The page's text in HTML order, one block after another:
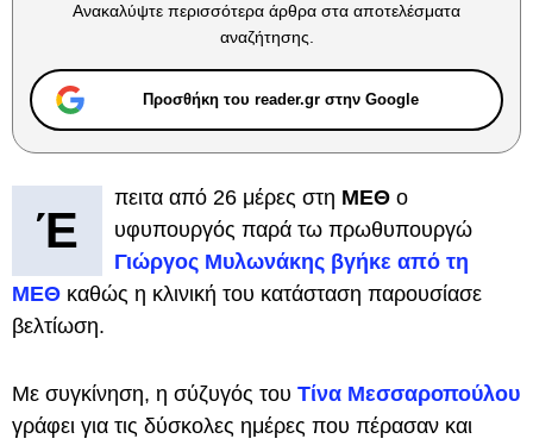
Ανακαλύψτε περισσότερα άρθρα στα αποτελέσματα
αναζήτησης.
Προσθήκη του reader.gr στην Google
Έ
πειτα από 26 μέρες στη ΜΕΘ ο
υφυπουργός παρά τω πρωθυπουργώ
Γιώργος Μυλωνάκης βγήκε από τη
ΜΕΘ καθώς η κλινική του κατάσταση παρουσίασε
βελτίωση.
Με συγκίνηση, η σύζυγός του Τίνα Μεσσαροπούλου
γράφει για τις δύσκολες ημέρες που πέρασαν και